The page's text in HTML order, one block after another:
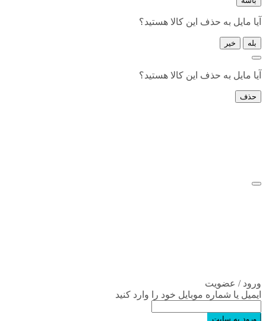
آیا مایل به حذف این کالا هستید؟
بله خیر
آیا مایل به حذف این کالا هستید؟
حذف
ورود / عضویت
ایمیل یا شماره موبایل خود را وارد کنید
ورود به سایت